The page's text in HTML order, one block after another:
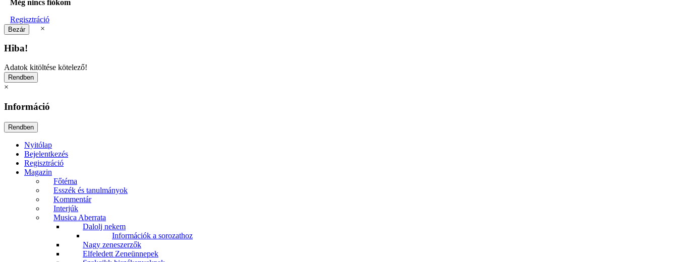
Még nincs fiókom
Regisztráció
×
Hiba!
Adatok kitöltése kötelező!
×
Információ
Nyitólap
Bejelentkezés
Regisztráció
Magazin
Főtéma
Esszék és tanulmányok
Kommentár
Interjúk
Musica Aberrata
Dalolj nekem
Információk a sorozathoz
Nagy zeneszerzők
Elfeledett Zeneünnepek